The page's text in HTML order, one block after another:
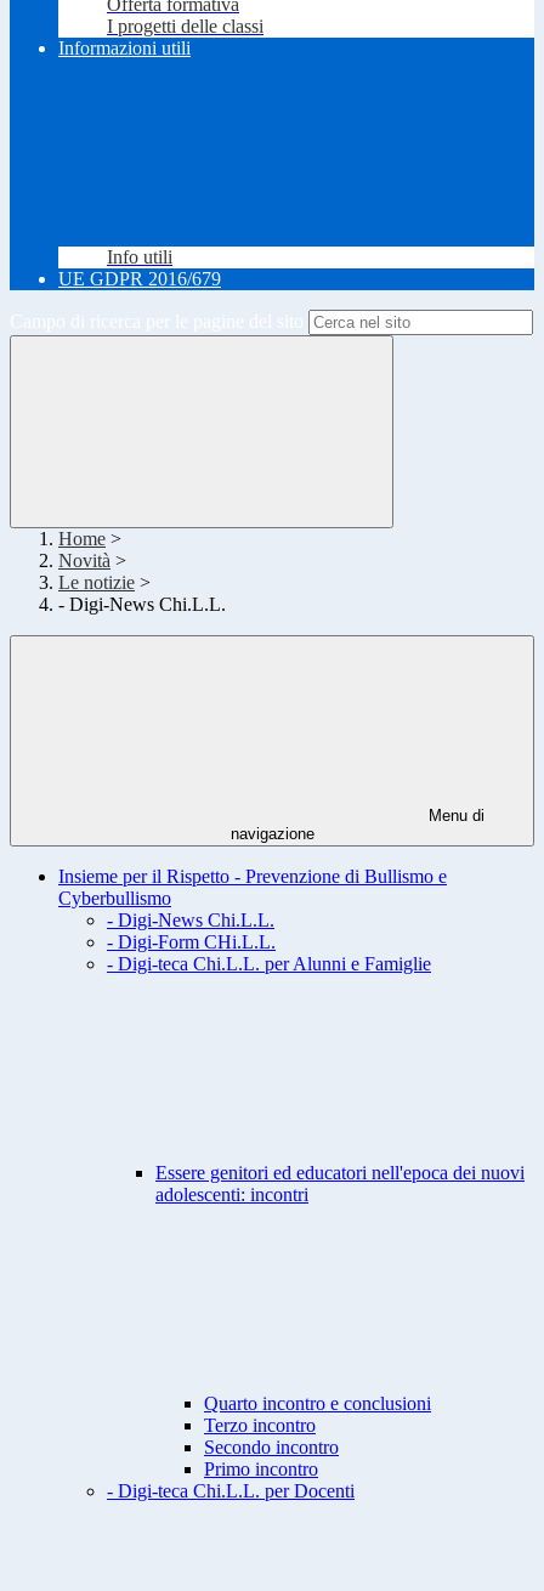
Offerta formativa
I progetti delle classi
Informazioni utili
Info utili
UE GDPR 2016/679
Home >
Novità >
Le notizie >
- Digi-News Chi.L.L.
Menu di
navigazione
Insieme per il Rispetto - Prevenzione di Bullismo e
Cyberbullismo
- Digi-News Chi.L.L.
- Digi-Form CHi.L.L.
- Digi-teca Chi.L.L. per Alunni e Famiglie
Essere genitori ed educatori nell'epoca dei nuovi
adolescenti: incontri
Quarto incontro e conclusioni
Terzo incontro
Secondo incontro
Primo incontro
- Digi-teca Chi.L.L. per Docenti